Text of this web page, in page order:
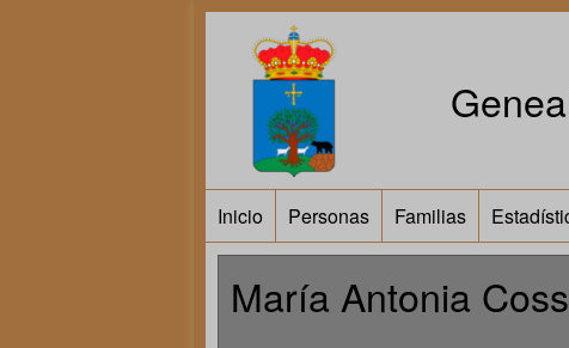
Inicio Personas Familias
María Antonia